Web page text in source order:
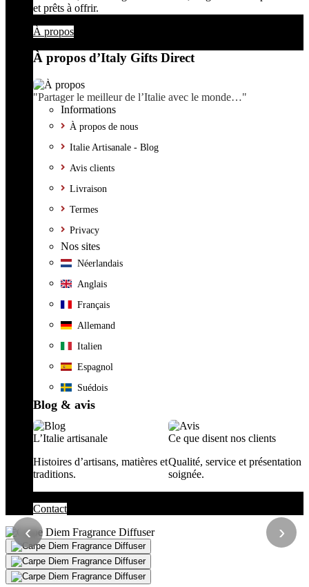
et prêts à offrir.
À propos
À propos d’Italy Gifts Direct
"Partager le meilleur de l’Italie avec le monde…"
Informations
À propos de nous
Italie Artisanale - Blog
Avis clients
Livraison
Termes
Privacy
Nos sites
Néerlandais
Anglais
Français
Allemand
Italien
Espagnol
Suédois
Blog & avis
L’Italie artisanale
Histoires d’artisans, matières et
traditions.
Ce que disent nos clients
Qualité, service et présentation
soignée.
Contact
‹ ›